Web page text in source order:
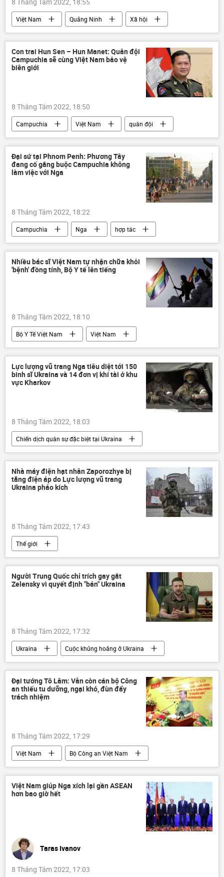
Việt Nam Quảng Ninh
Xã hội
quay clip
nghỉ hưu
Con trai Hun Sen – Hun Manet: Quân đội
Campuchia sẽ cùng Việt Nam bảo vệ
biên giới
8 Tháng Tám 2022, 18:50
Campuchia Việt Nam
quân đội
Quân sự
Chính trị biên giới
Đại sứ tại Phnom Penh: Phương Tây
đang cố gắng buộc Campuchia không
làm việc với Nga
8 Tháng Tám 2022, 18:22
Campuchia Nga
hợp tác
Thế giới
Chính trị phương Tây
Nhiều bác sĩ Việt Nam tự nhận chữa khỏi
'bệnh' đồng tính, Bộ Y tế lên tiếng
8 Tháng Tám 2022, 18:10
Bộ Y Tế Việt Nam
Việt Nam
Xã hội
Lực lượng vũ trang Nga tiêu diệt tới 150
binh sĩ Ukraina và 14 đơn vị khí tài ở khu
vực Kharkov
8 Tháng Tám 2022, 18:03
Chiến dịch quân sự đặc biệt tại Ukraina
Ukraina
Cuộc khủng hoảng ở Ukraina
Nga
Quân sự
Thế giới
lực lượng vũ trang Nga
Nhà máy điện hạt nhân Zaporozhye bị
tăng điện áp do Lực lượng vũ trang
Ukraina pháo kích
8 Tháng Tám 2022, 17:43
Thế giới
Chiến dịch quân sự đặc biệt tại Ukraina
Ukraina
Cuộc khủng hoảng ở Ukraina
Quân sự
Nga
Người Trung Quốc chỉ trích gay gắt
Zelensky vì quyết định "bán" Ukraina
8 Tháng Tám 2022, 17:32
Ukraina
Cuộc khủng hoảng ở Ukraina
Vladimir Zelensky
Báo chí thế giới
Trung Quốc
Thế giới
Đại tướng Tô Lâm: Vẫn còn cán bộ Công
an thiếu tu dưỡng, ngại khó, đùn đẩy
trách nhiệm
8 Tháng Tám 2022, 17:29
Việt Nam
Bộ Công an Việt Nam
Chính trị
Đảng Cộng sản Việt Nam
tư tưởng
Việt Nam giúp Nga xích lại gần ASEAN
hơn bao giờ hết
Taras Ivanov
8 Tháng Tám 2022, 17:03